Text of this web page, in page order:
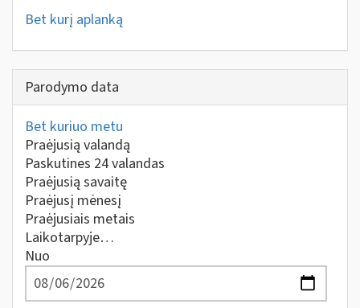
Bet kurį aplanką
Parodymo data
Bet kuriuo metu
Praėjusią valandą
Paskutines 24 valandas
Praėjusią savaitę
Praėjusį mėnesį
Praėjusiais metais
Laikotarpyje…
Nuo